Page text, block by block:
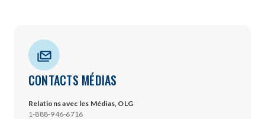
CONTACTS MÉDIAS
Relations avec les Médias, OLG
1-888-946-6716